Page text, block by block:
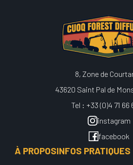
8, Zone de
43620 Saint Pal de
Tel : +33 (0)4 71 66
instagram
facebook
À PROPOSINFOS PRATIQUES